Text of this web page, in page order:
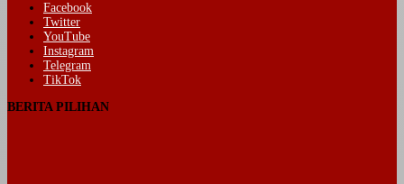
Facebook
Twitter
YouTube
Instagram
Telegram
TikTok
BERITA PILIHAN